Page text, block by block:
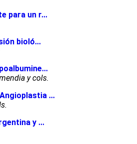
para un r...
bioló...
y cols.
...
y ...